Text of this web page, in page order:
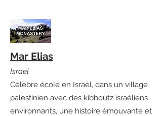
Mar Elias
Israël
Célèbre école en Israël, dans un village
palestinien avec des kibboutz israéliens
environnants, une histoire émouvante et